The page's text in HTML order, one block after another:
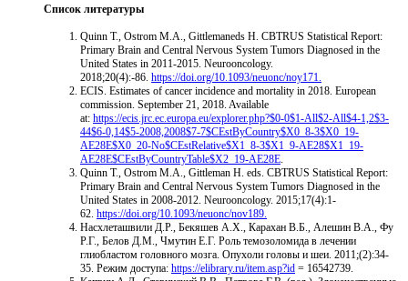
Список литературы
Quinn T., Ostrom M.A., Gittlemaneds Н. CBTRUS Statistical Report:
Primary Brain and Central Nervous System Tumors Diagnosed in the
United States in 2011-2015. Neurooncology.
2018;20(4):-86. https://doi.org/10.1093/neuonc/noy171.
ECIS. Estimates of cancer incidence and mortality in 2018. European
commission. September 21, 2018. Available
at: https://ecis.jrc.ec.europa.eu/explorer.php?$0-0$1-All$2-All$4-1,2$3-
44$6-0,14$5-2008,2008$7-7$CEstByCountry$X0_8-3$X0_19-
AE28E$X0_20-No$CEstRelative$X1_8-3$X1_9-AE28$X1_19-
AE28E$CEstByCountryTable$X2_19-AE28E.
Quinn T., Ostrom M.A., Gittleman Н. eds. CBTRUS Statistical Report:
Primary Brain and Central Nervous System Tumors Diagnosed in the
United States in 2008-2012. Neurooncology. 2015;17(4):1-
62. https://doi.org/10.1093/neuonc/nov189.
Насхлеташвили Д.Р., Бекяшев А.Х., Карахан В.Б., Алешин В.А., Фу
Р.Г., Белов Д.М., Чмутин Е.Г. Роль темозоломида в лечении
глиобластом головного мозга. Опухоли головы и шеи. 2011;(2):34-
35. Режим доступа: https://elibrary.ru/item.asp?id = 16542739.